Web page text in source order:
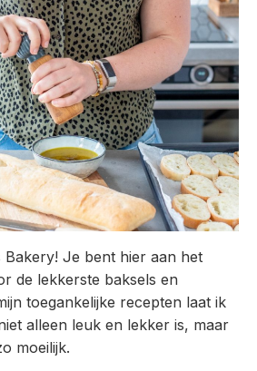
Bakery! Je bent hier aan het
de lekkerste baksels en
toegankelijke recepten laat ik
alleen leuk en lekker is, maar
moeilijk.